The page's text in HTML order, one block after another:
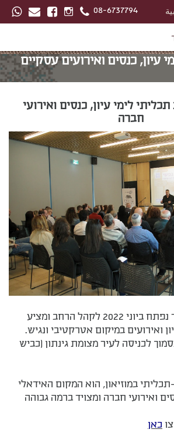
08-6737794
עיון, כנסים ואירועים עסקיים
לימי עיון, כנסים ואירועי
חברה
מוזיאון פסיפס לוד נפתח ביוני 2022 לקהל הרחב ומציע
ואירועים במיקום אטרקטיבי ונגיש.
לכניסה לעיר מצומת גינתון (כביש
תכליתי במוזיאון, הוא המקום האידאלי
ואירועי חברה ומצויד ברמה גבוהה
כאן